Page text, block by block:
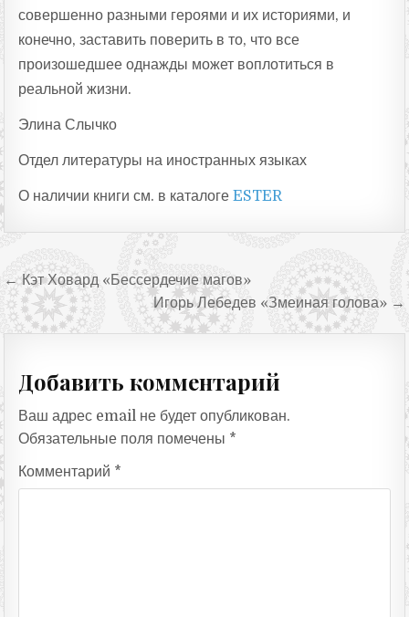
совершенно разными героями и их историями, и
конечно, заставить поверить в то, что все
произошедшее однажды может воплотиться в
реальной жизни.
Элина Слычко
Отдел литературы на иностранных языках
О наличии книги см. в каталогеESTER
Навигация по записям
← Кэт Ховард «Бессердечие магов»
Игорь Лебедев «Змеиная голова» →
Добавить комментарий
Ваш адрес email не будет опубликован.
Обязательные поля помечены *
Комментарий *